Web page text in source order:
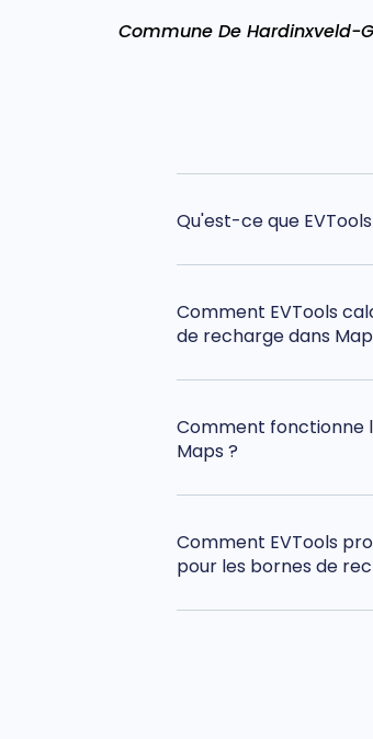
Commune De Hardinxveld-
Qu'est-ce que
Comment EVTools
de recharge dans
Comment fonctionne
Maps ?
Comment EVTools
pour les bornes de